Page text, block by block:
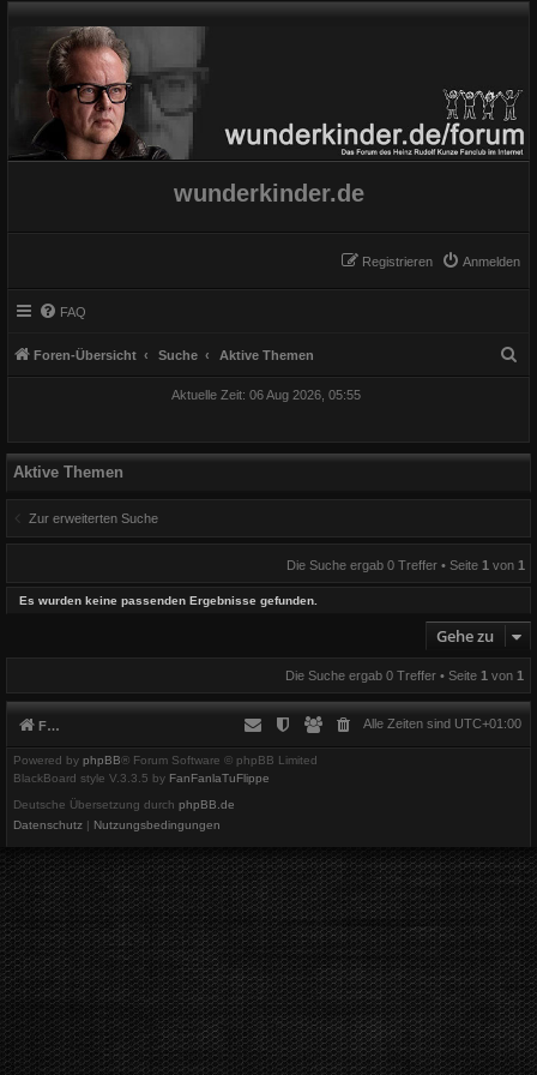
wunderkinder.de
Anmelden
Registrieren
FAQ
Foren-Übersicht Suche Aktive Themen
Aktuelle Zeit: 06 Aug 2026, 05:55
Aktive Themen
Zur erweiterten Suche
Die Suche ergab 0 Treffer • Seite 1 von 1
Es wurden keine passenden Ergebnisse gefunden.
Gehe zu
Die Suche ergab 0 Treffer • Seite 1 von 1
Foren-Übersicht Alle Zeiten sind UTC+01:00
Powered by phpBB® Forum Software © phpBB Limited
BlackBoard style V.3.3.5 by FanFanlaTuFlippe
Deutsche Übersetzung durch phpBB.de
Datenschutz | Nutzungsbedingungen